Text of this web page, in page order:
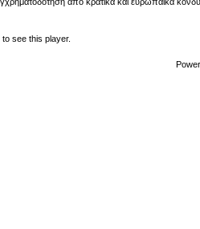
to see this player.